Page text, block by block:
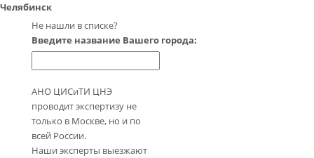
Челябинск
Не нашли в списке?
Введите название Вашего города:
АНО ЦИСиТИ ЦНЭ
проводит экспертизу не
только в Москве, но и по
всей России.
Наши эксперты выезжают